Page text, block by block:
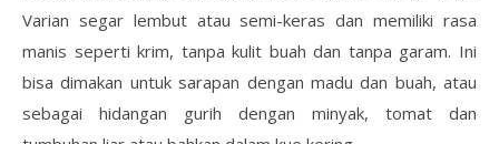
Varian segar lembut atau semi-keras dan memiliki rasa
manis seperti krim, tanpa kulit buah dan tanpa garam. Ini
bisa dimakan untuk sarapan dengan madu dan buah, atau
sebagai hidangan gurih dengan minyak, tomat dan